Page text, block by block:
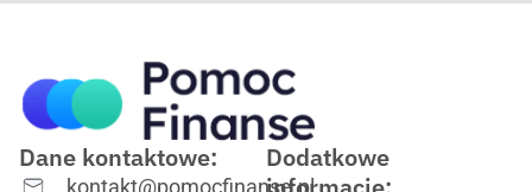
Dane kontaktowe:
kontakt@pomocfinanse.pl
Dodatkowe